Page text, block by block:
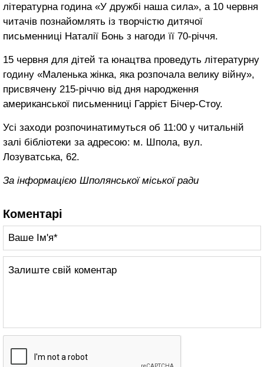
літературна година «У дружбі наша сила», а 10 червня
читачів познайомлять із творчістю дитячої
письменниці Наталії Бонь з нагоди її 70-річчя.
15 червня для дітей та юнацтва проведуть літературну
годину «Маленька жінка, яка розпочала велику війну»,
присвячену 215-річчю від дня народження
американської письменниці Гаррієт Бічер-Стоу.
Усі заходи розпочинатимуться об 11:00 у читальній
залі бібліотеки за адресою: м. Шпола, вул.
Лозуватська, 62.
За інформацією Шполянської міської ради
Коментарі